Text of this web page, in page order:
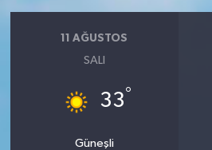
11 AĞUSTOS
SALI
33°
Güneşli